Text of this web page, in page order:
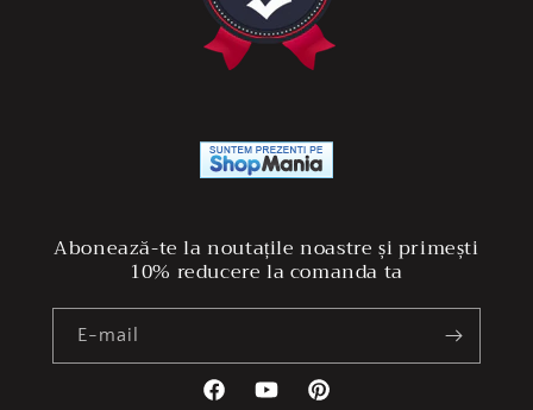
Abonează-te la noutațile noastre și primești
10% reducere la comanda ta
E-mail
FacebookYouTubePinterest